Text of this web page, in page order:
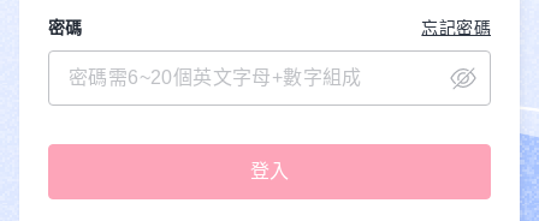
密碼 忘記密碼